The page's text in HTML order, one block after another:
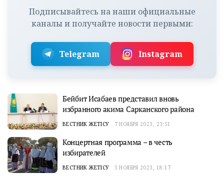
Подписывайтесь на наши официальные
каналы и получайте новости первыми:
Telegram Instagram
Бейбит Исабаев представил вновь
избранного акима Сарканского района
ВЕСТНИК ЖЕТІСУ 7 НОЯБРЯ 2023, 23:51
Концертная программа – в честь
избирателей
ВЕСТНИК ЖЕТІСУ 5 НОЯБРЯ 2023, 18:17